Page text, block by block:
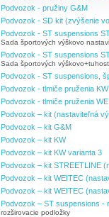
Podvozok - pružiny G&M
Podvozok - SD kit (zvýšenie
Podvozok - ST suspensions
Sada športových výškovo
Podvozok - ST suspensions
Sada športových
Podvozok - ST suspensions,
Podvozok - tlmiče pruženia KW
Podvozok - tlmiče pruženia
Podvozok – kit (nastaviteľná
Podvozok – kit G&M
Podvozok – kit KW
Podvozok – kit KW varianta 3
Podvozok – kit STREETLINE
Podvozok – kit WEITEC
Podvozok – kit WEITEC
Podvozok – ST suspensions -
rozširovacie podložky